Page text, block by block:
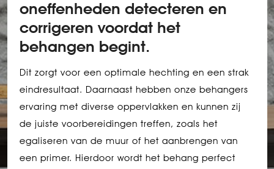
oneffenheden detecteren en
corrigeren voordat het
behangen begint.
Dit zorgt voor een optimale hechting en een strak
eindresultaat. Daarnaast hebben onze behangers
ervaring met diverse oppervlakken en kunnen zij
de juiste voorbereidingen treffen, zoals het
egaliseren van de muur of het aanbrengen van
een primer. Hierdoor wordt het behang perfect